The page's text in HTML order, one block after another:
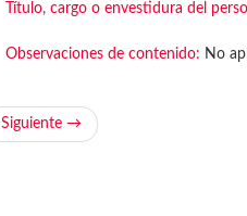
Título, cargo o envestidura del
Observaciones de contenido: No
Siguiente →